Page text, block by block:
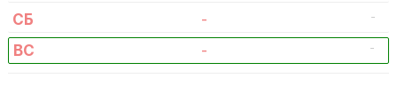
СБ - -
ВС - -